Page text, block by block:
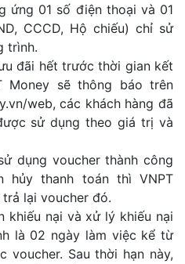
01 số điện thoại và 01
CCCD, Hộ chiếu) chỉ sử
trình.
đãi hết trước thời gian kết
Money sẽ thông báo trên
web, các khách hàng đã
sử dụng theo giá trị và
voucher thành công
hủy thanh toán thì VNPT
lại voucher đó.
nại và xử lý khiếu nại
là 02 ngày làm việc kể từ
voucher. Sau thời hạn này,